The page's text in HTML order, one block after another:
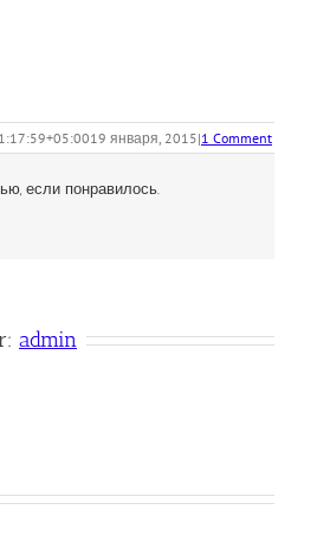
19 января, 2015|1 Comment
если понравилось.
admin